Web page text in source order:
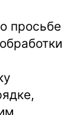
просьбе